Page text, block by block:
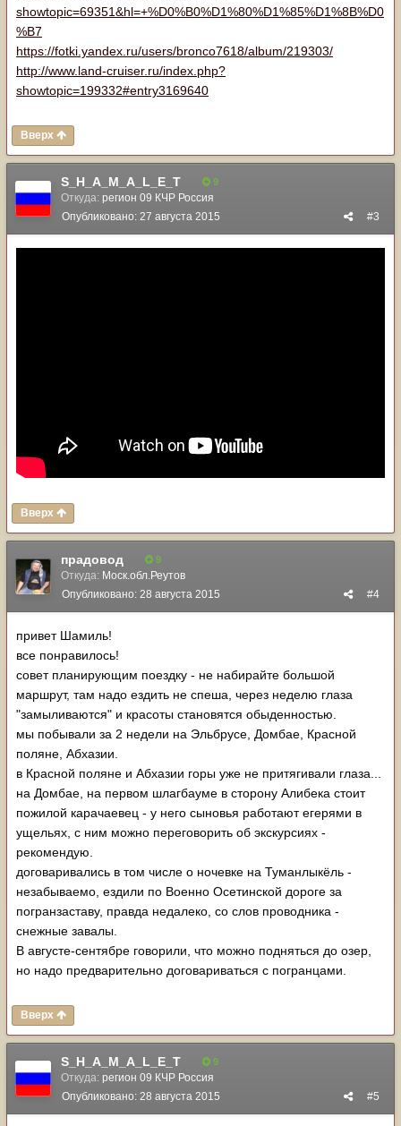
showtopic=69351&hl=+%D0%B0%D1%80%D1%85%D1%8B%D0
%B7
https://fotki.yandex.ru/users/bronco7618/album/219303/
http://www.land-cruiser.ru/index.php?
showtopic=199332#entry3169640
Вверх
S_H_A_M_A_L_E_T 9
Откуда: регион 09 КЧР Россия
#3
Опубликовано: 27 августа 2015
Вверх
прадовод 9
Откуда: Моск.обл.Реутов
#4
Опубликовано: 28 августа 2015
привет Шамиль!
все понравилось!
совет планирующим поездку - не набирайте большой
маршрут, там надо ездить не спеша, через неделю глаза
"замыливаются" и красоты становятся обыденностью.
мы побывали за 2 недели на Эльбрусе, Домбае, Красной
поляне, Абхазии.
в Красной поляне и Абхазии горы уже не притягивали глаза...
на Домбае, на первом шлагбауме в сторону Алибека стоит
пожилой карачаевец - у него сыновья работают егерями в
ущельях, с ним можно переговорить об экскурсиях -
рекомендую.
договаривались в том числе о ночевке на Туманлыкёль -
незабываемо, ездили по Военно Осетинской дороге за
погранзаставу, правда недалеко, со слов проводника -
снежные завалы.
В августе-сентябре говорили, что можно подняться до озер,
но надо предварительно договариваться с погранцами.
Вверх
S_H_A_M_A_L_E_T 9
Откуда: регион 09 КЧР Россия
#5
Опубликовано: 28 августа 2015